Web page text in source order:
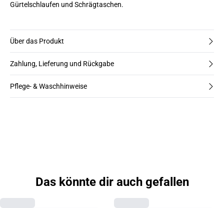
Gürtelschlaufen und Schrägtaschen.
Über das Produkt
Zahlung, Lieferung und Rückgabe
Pflege- & Waschhinweise
Das könnte dir auch gefallen